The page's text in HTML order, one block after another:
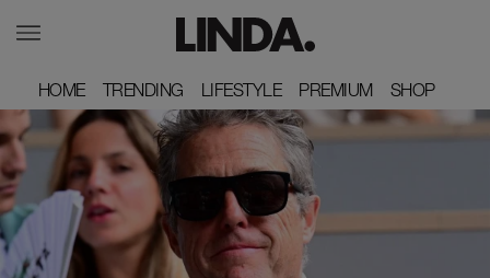
HOME
HOME TRENDING
TRENDING LIFESTYLE
LIFESTYLE PREMIUM
PREMIUM SHOP
SHOP